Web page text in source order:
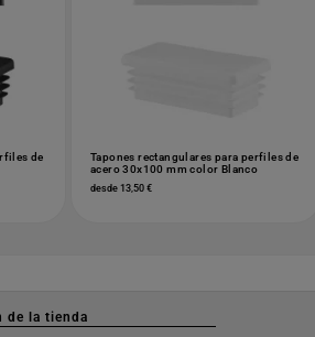
de
Tapones rectangulares para perfiles de
acero 30x100 mm color Blanco
desde 13,50 €
de la tienda